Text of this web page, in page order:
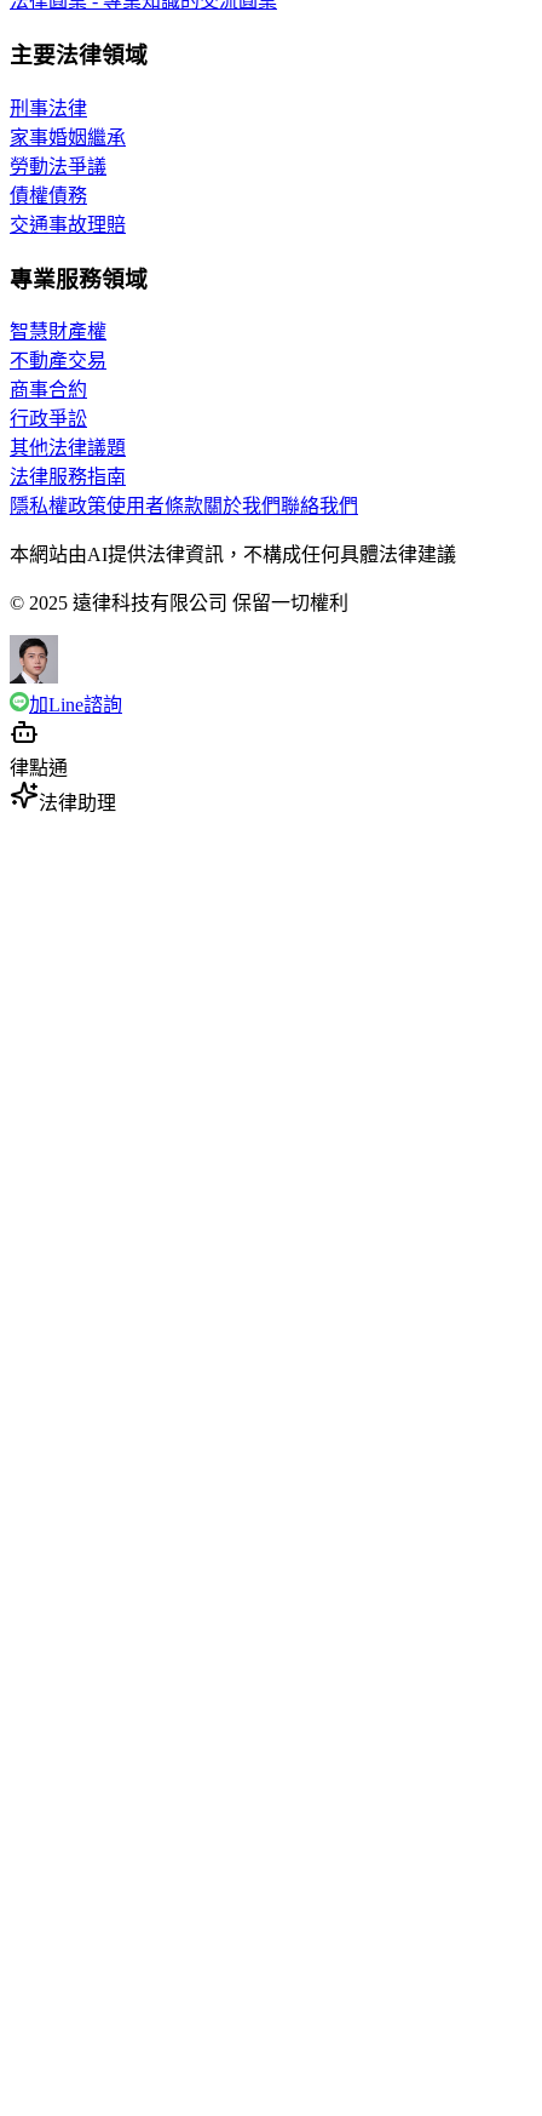
主要法律領域
刑事法律
家事婚姻繼承
勞動法爭議
債權債務
交通事故理賠
專業服務領域
智慧財產權
不動產交易
商事合約
行政爭訟
其他法律議題
法律服務指南
隱私權政策使用者條款關於我們聯絡我們
本網站由AI提供法律資訊，不構成任何具體法律建議
© 2025 遠律科技有限公司 保留一切權利
加Line諮詢
律點通
法律助理